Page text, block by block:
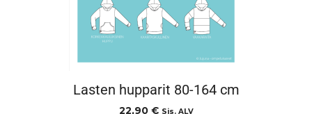
Lasten hupparit 80-164 cm
22,90 € Sis. ALV